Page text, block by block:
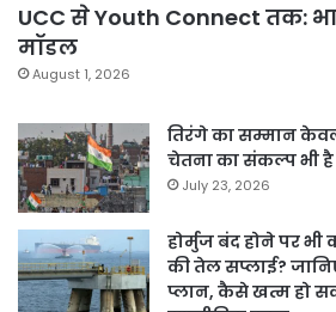
UCC से Youth Connect तक:
मॉडल
August 1, 2026
तिरंगे का सम्मान केवल
चेतना का संकल्प भी है
July 23, 2026
होर्मुज बंद होने पर
की तेल सप्लाई?
प्लान, कैसे खत्म हो